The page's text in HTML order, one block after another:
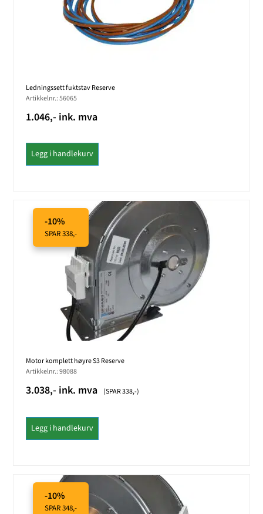
Ledningssett fuktstav Reserve
Artikkelnr.: 56065
1.046,- ink. mva
Legg i handlekurv
-10%
SPAR 338,-
Motor komplett høyre S3 Reserve
Artikkelnr.: 98088
3.038,- ink. mva (SPAR 338,-)
Legg i handlekurv
-10%
SPAR 348,-